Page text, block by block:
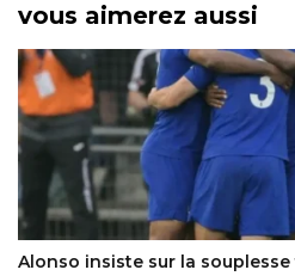
vous aimerez aussi
Alonso insiste sur la